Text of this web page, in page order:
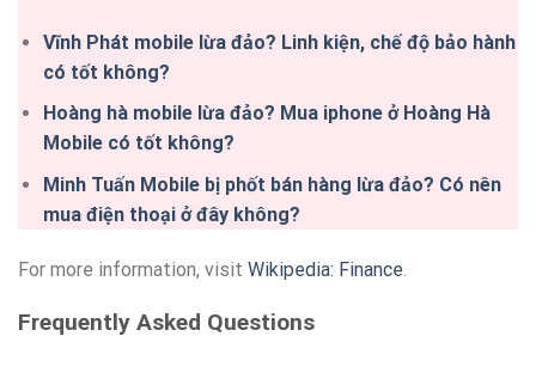
Vĩnh Phát mobile lừa đảo? Linh kiện, chế độ bảo hành
có tốt không?
Hoàng hà mobile lừa đảo? Mua iphone ở Hoàng Hà
Mobile có tốt không?
Minh Tuấn Mobile bị phốt bán hàng lừa đảo? Có nên
mua điện thoại ở đây không?
For more information, visit Wikipedia: Finance
Frequently Asked Questions